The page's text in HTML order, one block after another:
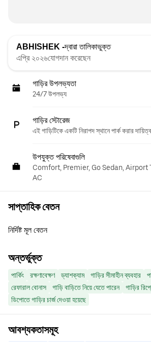
ABHISHEK -দ্বারা তালিকাভুক্ত
এপ্রি ২০২৬যোগদান করেছেন
গাড়ির উপলভ্যতা
24/7 উপলভ্য
গাড়ির স্টোরেজ
এই গাড়িটিকে একটি নিরাপদ স্থানে পার্ক করার
উপযুক্ত পরিষেবাগুলি
Comfort, Premier, Go Sedan, Airport
AC
সাপ্তাহিক বেতন
নির্দিষ্ট মূল বেতন
অন্তর্ভুক্ত
পার্কিং রক্ষণাবেক্ষণ ড্যাশক্যাম গাড়ির সীমাহীন ব্যবহার
রেফারাল বোনাস
গাড়ি বাড়িতে নিয়ে যেতে পারেন
গাড়ির
ডিপোতে গাড়ির চার্জ দেওয়া হয়েছে
আবশ্যকতাসমূহ